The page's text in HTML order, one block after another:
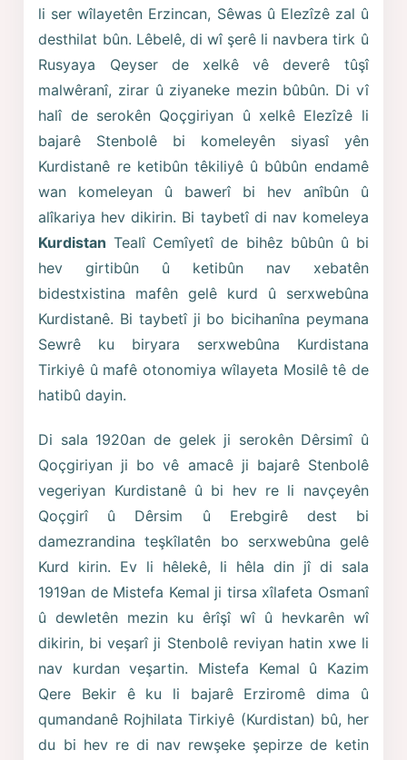
li ser wîlayetên Erzincan, Sêwas û Elezîzê zal û
desthilat bûn. Lêbelê, di wî şerê li navbera tirk û
Rusyaya Qeyser de xelkê vê deverê tûşî
malwêranî, zirar û ziyaneke mezin bûbûn. Di vî
halî de serokên Qoçgiriyan û xelkê Elezîzê li
bajarê Stenbolê bi komeleyên siyasî yên
Kurdistanê re ketibûn têkiliyê û bûbûn endamê
wan komeleyan û bawerî bi hev anîbûn û
alîkariya hev dikirin. Bi taybetî di nav komeleya
Kurdistan Tealî Cemîyetî de bihêz bûbûn û bi
hev girtibûn û ketibûn nav xebatên
bidestxistina mafên gelê kurd û serxwebûna
Kurdistanê. Bi taybetî ji bo bicihanîna peymana
Sewrê ku biryara serxwebûna Kurdistana
Tirkiyê û mafê otonomiya wîlayeta Mosilê tê de
hatibû dayin.
Di sala 1920an de gelek ji serokên Dêrsimî û
Qoçgiriyan ji bo vê amacê ji bajarê Stenbolê
vegeriyan Kurdistanê û bi hev re li navçeyên
Qoçgirî û Dêrsim û Erebgirê dest bi
damezrandina teşkîlatên bo serxwebûna gelê
Kurd kirin. Ev li hêlekê, li hêla din jî di sala
1919an de Mistefa Kemal ji tirsa xîlafeta Osmanî
û dewletên mezin ku êrîşî wî û hevkarên wî
dikirin, bi veşarî ji Stenbolê reviyan hatin xwe li
nav kurdan veşartin. Mistefa Kemal û Kazim
Qere Bekir ê ku li bajarê Erziromê dima û
qumandanê Rojhilata Tirkiyê (Kurdistan) bû, her
du bi hev re di nav rewşeke şepirze de ketin